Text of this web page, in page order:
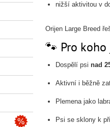
nižší aktivitou v
Orijen Large Breed
🐾 Pro koho
Dospělí psi nad
Aktivní i běžně
Plemena jako
Psi se sklony k